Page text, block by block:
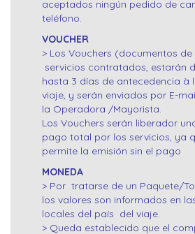
aceptados ningún pedido de
teléfono.
VOUCHER
> Los Vouchers (documentos
servicios contratados, estarán
hasta 3 días de antecedencia à
viaje, y serán enviados por E-
la Operadora /Mayorista.
Los Vouchers serán liberador
pago total por los servicios, ya
permite la emisión sin el pago
MONEDA
> Por tratarse de un Paquete/
los valores son informados en
locales del país del viaje.
> Queda establecido que el